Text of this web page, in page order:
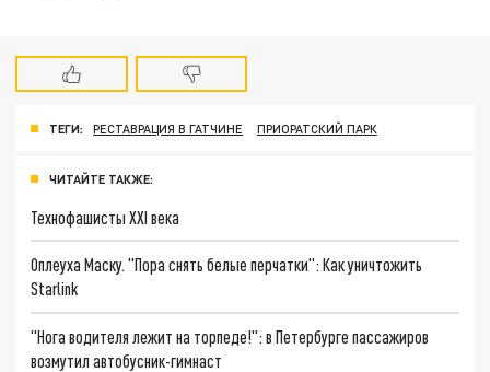
ТЕГИ: РЕСТАВРАЦИЯ В ГАТЧИНЕ ПРИОРАТСКИЙ ПАРК
ЧИТАЙТЕ ТАКЖЕ:
Технофашисты XXI века
Оплеуха Маску. "Пора снять белые перчатки": Как уничтожить
Starlink
"Нога водителя лежит на торпеде!": в Петербурге пассажиров
возмутил автобусник-гимнаст